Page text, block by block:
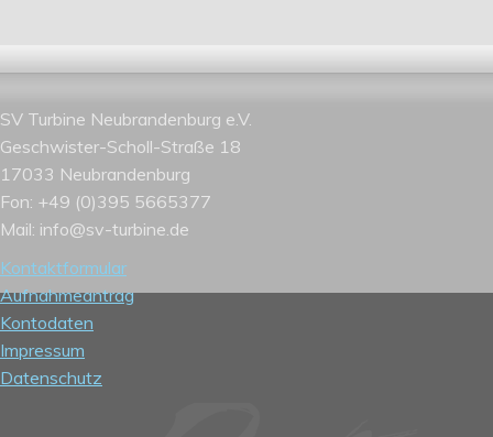
SV Turbine Neubrandenburg e.V.
Geschwister-Scholl-Straße 18
17033 Neubrandenburg
Fon: +49 (0)395 5665377
Mail: info@sv-turbine.de
Kontaktformular
Aufnahmeantrag
Kontodaten
Impressum
Datenschutz